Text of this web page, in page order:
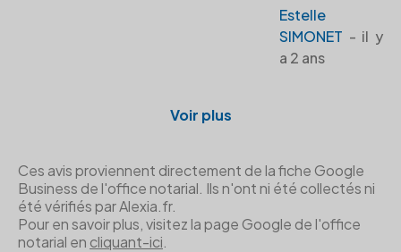
Estelle
SIMONET - il y
a 2 ans
Voir plus
Ces avis proviennent directement de la fiche Google
Business de l'office notarial. Ils n'ont ni été collectés ni
été vérifiés par Alexia.fr.
Pour en savoir plus, visitez la page Google de l'office
notarial en cliquant-ici.